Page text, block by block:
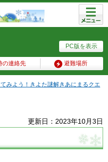
PC版を表示
の連絡先 避難場所
メニュ
ー
みよう！きよた謎解きあにまるクエ
更新日：2023年10月3日